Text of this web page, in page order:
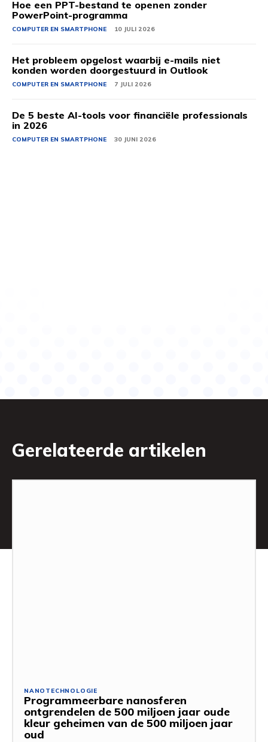
Hoe een PPT-bestand te openen zonder
PowerPoint-programma
COMPUTER EN SMARTPHONE 10 JULI 2026
Het probleem opgelost waarbij e-mails niet
konden worden doorgestuurd in Outlook
COMPUTER EN SMARTPHONE 7 JULI 2026
De 5 beste AI-tools voor financiële professionals
in 2026
COMPUTER EN SMARTPHONE 30 JUNI 2026
Gerelateerde artikelen
NANOTECHNOLOGIE
Programmeerbare nanosferen
ontgrendelen de 500 miljoen jaar oude
kleur geheimen van de 500 miljoen jaar
oud